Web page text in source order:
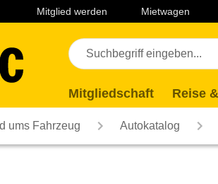
Seiteninhalt Fußzeile
Mitglied werden Mietwagen
Mitgliedschaft Reise
ums Fahrzeug Autokatalog